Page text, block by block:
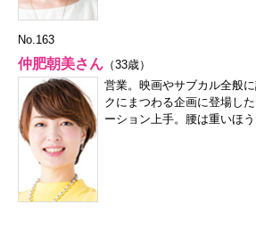
No.163
仲肥朝美さん （33歳）
営業。映画やサブカル全般
クにまつわる企画に登場し
ーション上手。腰は重いほう